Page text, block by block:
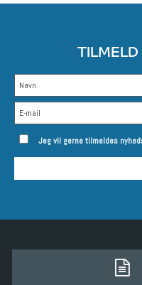
Jeg vil gerne tilmeldes